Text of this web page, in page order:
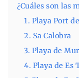
¿Cuáles son las
1. Playa Port
2. Sa Calobra
3. Playa de
4. Playa de Es